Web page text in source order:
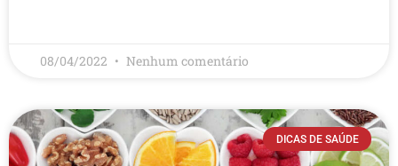
08/04/2022 Nenhum comentário
DICAS DE SAÚDE